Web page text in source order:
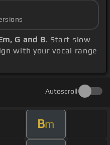
G and B. Start slow
with your vocal range
Autoscroll
Bm